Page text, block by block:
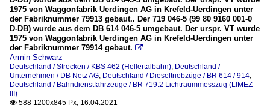
1975 von Waggonfabrik Uerdingen AG in Krefeld-Uerdingen unter
der Fabriknummer 79913 gebaut.. Der 719 046-5 (99 80 9160 001-0
D-DB) wurde aus dem DB 614 046-5 umgebaut. Der urspr. VT wurde
1975 von Waggonfabrik Uerdingen AG in Krefeld-Uerdingen unter
der Fabriknummer 79914 gebaut. 
Armin Schwarz
Deutschland / Strecken / KBS 462 (Hellertalbahn), Deutschland /
Unternehmen / DB Netz AG, Deutschland / Dieseltriebzüge / BR 614 / 914,
Deutschland / Bahndienstfahrzeuge / BR 719.2 Lichtraummesszug (LIMEZ
III)
 588 1200x845 Px, 16.04.2021